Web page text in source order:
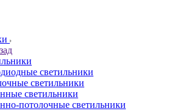
светильники
светильники
светильники
потолочные светильники